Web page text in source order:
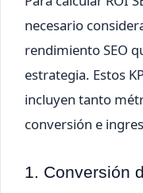
necesario
rendimiento SEO
estrategia. Estos
incluyen tanto
conversión e
1. Conversión